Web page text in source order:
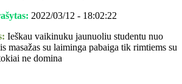
2022/03/12 - 18:02:22
Ieškau vaikinuku jaunuoliu studentu nuo
masažas su laiminga pabaiga tik rimtiems su
ne domina